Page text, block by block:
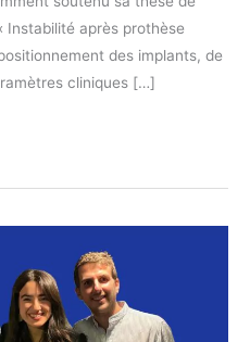
Instabilité après prothèse
des implants, de
cliniques […]